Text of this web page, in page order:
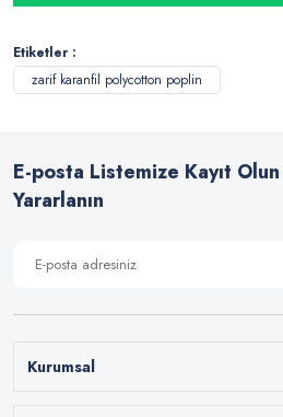
Etiketler :
zarif karanfil polycotton poplin
E-posta Listemize Kayıt
Yararlanın
Kurumsal